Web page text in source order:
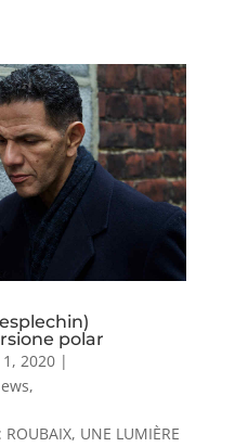
polar
2020|
,
UNE LUMIÈRE